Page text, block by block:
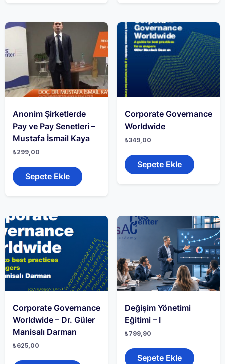
Anonim Şirketlerde
Pay ve Pay Senetleri –
Mustafa İsmail Kaya
₺299,00
Sepete Ekle
Corporate Governance
Worldwide
₺349,00
Sepete Ekle
Corporate Governance
Worldwide – Dr. Güler
Manisalı Darman
₺625,00
Değişim Yönetimi
Eğitimi – I
₺799,90
Sepete Ekle